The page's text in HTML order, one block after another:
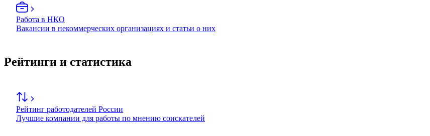
Работа в НКО
Вакансии в некоммерческих организациях и статьи о них
Рейтинги и статистика
Рейтинг работодателей России
Лучшие компании для работы по мнению соискателей